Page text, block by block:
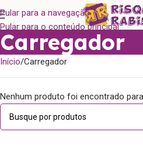
Pular para a navegação
Pular para o conteúdo principal
Carregador
Início Carregador
Nenhum produto foi encontrado